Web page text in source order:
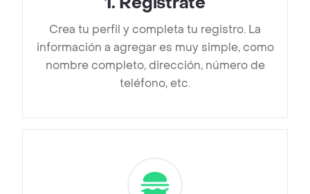
Crea tu perfil y completa tu registro. La
información a agregar es muy simple, como
nombre completo, dirección, número de
teléfono, etc.